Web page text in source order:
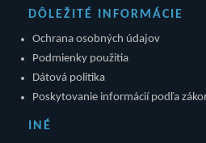
DÔLEŽITÉ INFORMÁCIE
Ochrana osobných údajov
Podmienky použitia
Dátová politika
Poskytovanie informácií podľa
INÉ